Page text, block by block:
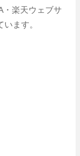
・楽天ウェブサ
ます。